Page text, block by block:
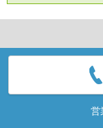
営